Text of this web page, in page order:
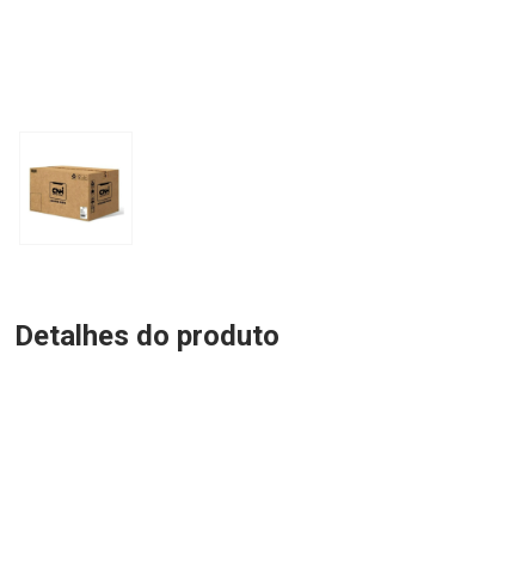
Detalhes do produto